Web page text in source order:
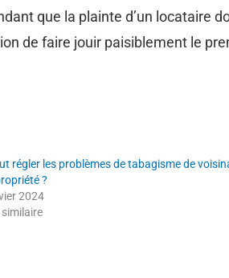
que la plainte d’un locataire
de faire jouir paisiblement le
régler les problèmes de tabagisme de
?
2024